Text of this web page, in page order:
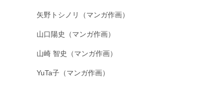
矢野トシノリ（マンガ作画）
山口陽史（マンガ作画）
山崎 智史（マンガ作画）
YuTa子（マンガ作画）